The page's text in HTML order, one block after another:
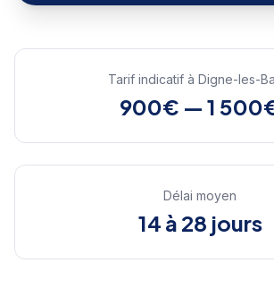
Tarif indicatif à Digne-les-
900€ — 1
Délai moyen
14 à 28 jours